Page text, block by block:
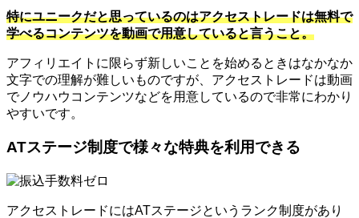
特にユニークだと思っているのはアクセストレードは無料で
学べるコンテンツを動画で用意していると言うこと。
アフィリエイトに限らず新しいことを始めるときはなかなか
文字での理解が難しいものですが、アクセストレードは動画
でノウハウコンテンツなどを用意しているので非常にわかり
やすいです。
ATステージ制度で様々な特典を利用できる
アクセストレードにはATステージというランク制度があり